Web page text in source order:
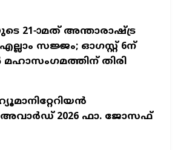
21-ാമത് അന്താരാഷ്ട്ര
സജ്ജം; ഓഗസ്റ്റ് 6ന്
തിരി
2026 ഫാ. ജോസഫ്